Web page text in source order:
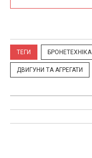
ТЕГИ БРОНЕТЕХНІКА
ДВИГУНИ ТА АГРЕГАТИ